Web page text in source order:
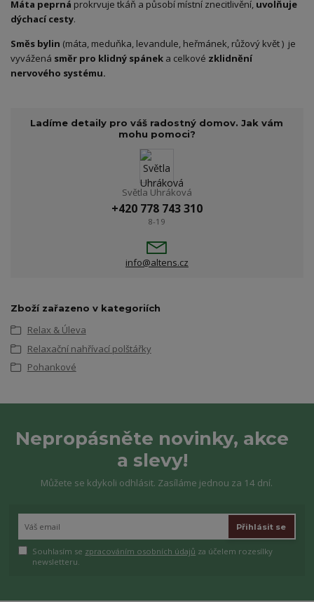
Máta peprná prokrvuje tkáň a působí místní znecitlivění, uvolňuje
dýchací cesty.
Směs bylin (máta, meduňka, levandule, heřmánek, růžový květ ) je
vyvážená směr pro klidný spánek a celkové zklidnění
nervového systému.
Ladíme detaily pro váš radostný domov. Jak vám
mohu pomoci?
Světla Uhráková
+420 778 743 310
8-19
info@altens.cz
Zboží zařazeno v kategoriích
Relax & Úleva
Relaxační nahřívací polštářky
Pohankové
Nepropásněte novinky, akce
a slevy!
Můžete se kdykoli odhlásit. Zasíláme jednou za 14 dní.
Přihlásit se
Souhlasím se zpracováním osobních údajů za účelem rozesílky
newsletteru.